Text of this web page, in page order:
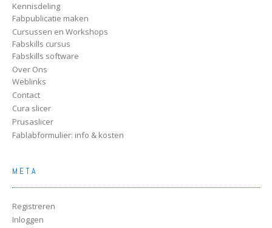
Kennisdeling
Fabpublicatie maken
Cursussen en Workshops
Fabskills cursus
Fabskills software
Over Ons
Weblinks
Contact
Cura slicer
Prusaslicer
Fablabformulier: info & kosten
META
Registreren
Inloggen